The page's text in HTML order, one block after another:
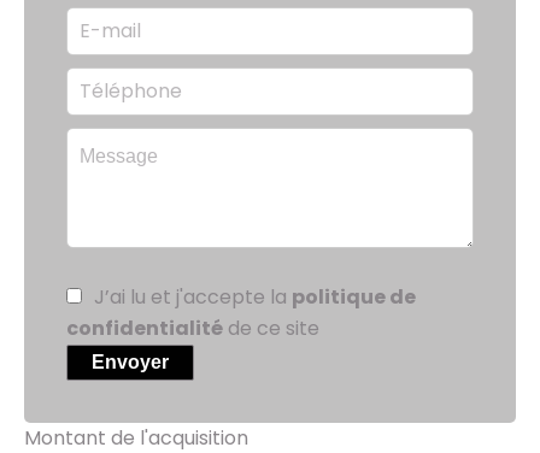
J’ai lu et j'accepte la politique de
confidentialité de ce site
Envoyer
Montant de l'acquisition